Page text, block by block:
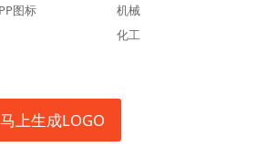
图标
机械
化工
马上生成LOGO